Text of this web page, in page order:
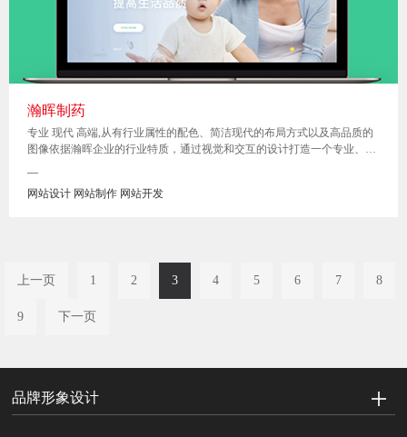
瀚晖制药
专业 现代 高端,从有行业属性的配色、简洁现代的布局方式以及高品质的
图像依据瀚晖企业的行业特质，通过视觉和交互的设计打造一个专业、现
—
网站设计 网站制作 网站开发
上一页 1 2 3 4 5 6 7 8
9 下一页
品牌形象设计